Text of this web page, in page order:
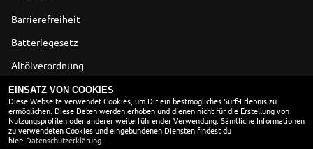
Barrierefreiheit
Batteriegesetz
Altölverordnung
ÖFFNUNGSZEITEN
Montag:
geschlossen
Dienstag:
08:00 - 12:00 und 13:00 - 17:00
EINSATZ VON COOKIES
Diese Webseite verwendet Cookies, um Dir ein bestmögliches Surf-Erlebnis zu
ermöglichen. Diese Daten werden erhoben und dienen nicht für die Erstellung von
Nutzungsprofilen oder anderer weiterführender Verwendung. Sämtliche Informationen
zu verwendeten Cookies und eingebundenen Diensten findest du
hier: Datenschutzerklärung